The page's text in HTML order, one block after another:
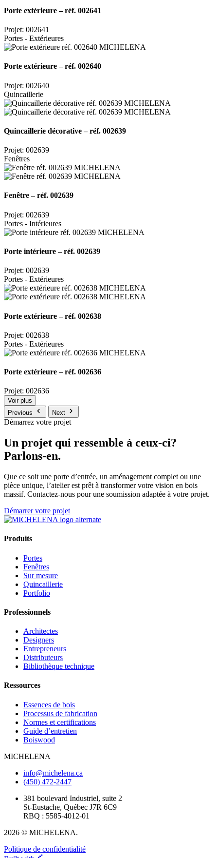
Porte extérieure – réf. 002641
Projet: 002641
Portes - Extérieures
Porte extérieure – réf. 002640
Projet: 002640
Quincaillerie
Quincaillerie décorative – réf. 002639
Projet: 002639
Fenêtres
Fenêtre – réf. 002639
Projet: 002639
Portes - Intérieures
Porte intérieure – réf. 002639
Projet: 002639
Portes - Extérieures
Porte extérieure – réf. 002638
Projet: 002638
Portes - Extérieures
Porte extérieure – réf. 002636
Projet: 002636
Voir plus
Previous
Next
Démarrez votre projet
Un projet qui ressemble à ceux-ci?
Parlons-en.
Que ce soit une porte d’entrée, un aménagement complet ou une
pièce unique, l’atelier est prêt à transformer votre vision en bois
massif. Contactez-nous pour une soumission adaptée à votre projet.
Démarrer votre projet
Produits
Portes
Fenêtres
Sur mesure
Quincaillerie
Portfolio
Professionnels
Architectes
Designers
Entrepreneurs
Distributeurs
Bibliothèque technique
Ressources
Essences de bois
Processus de fabrication
Normes et certifications
Guide d’entretien
Boiswood
MICHELENA
info@michelena.ca
(450) 472-2447
381 boulevard Industriel, suite 2
St-Eustache, Québec J7R 6C9
RBQ : 5585-4012-01
2026 © MICHELENA.
Politique de confidentialité